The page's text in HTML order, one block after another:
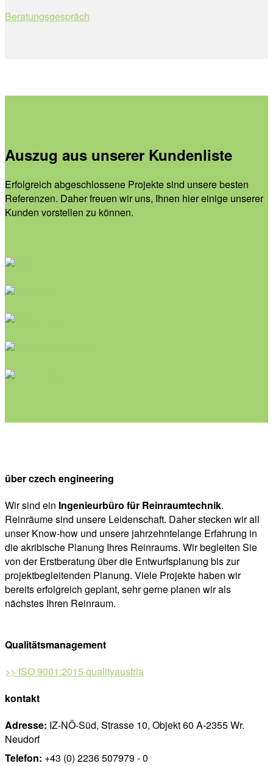
Beratungsgespräch
Auszug aus unserer Kundenliste
Erfolgreich abgeschlossene Projekte sind unsere besten
Referenzen. Daher freuen wir uns, Ihnen hier einige unserer
Kunden vorstellen zu können.
über czech engineering
Wir sind ein Ingenieurbüro für Reinraumtechnik.
Reinräume sind unsere Leidenschaft. Daher stecken wir all
unser Know-how und unsere jahrzehntelange Erfahrung in
die akribische Planung Ihres Reinraums. Wir begleiten Sie
von der Erstberatung über die Entwurfsplanung bis zur
projektbegleitenden Planung. Viele Projekte haben wir
bereits erfolgreich geplant, sehr gerne planen wir als
nächstes Ihren Reinraum.
Qualitätsmanagement
>> ISO 9001:2015 qualityaustria
kontakt
Adresse: IZ-NÖ-Süd, Strasse 10, Objekt 60 A-2355 Wr.
Neudorf
Telefon: +43 (0) 2236 507979 - 0